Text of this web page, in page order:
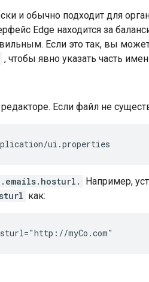
и обычно подходит для
Edge находится за
Если это так, вы
, чтобы явно указать часть
Если файл не
ui.properties
Например,
как:
myCo.com"